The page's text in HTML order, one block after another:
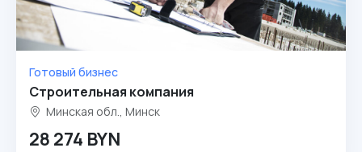
Готовый бизнес
Строительная компания
Минская обл., Минск
28 274 BYN